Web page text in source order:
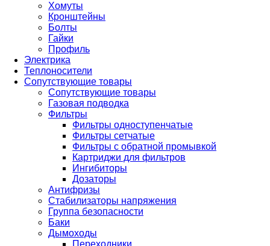
Хомуты
Кронштейны
Болты
Гайки
Профиль
Электрика
Теплоносители
Сопутствующие товары
Сопутствующие товары
Газовая подводка
Фильтры
Фильтры одноступенчатые
Фильтры сетчатые
Фильтры с обратной промывкой
Картриджи для фильтров
Ингибиторы
Дозаторы
Антифризы
Стабилизаторы напряжения
Группа безопасности
Баки
Дымоходы